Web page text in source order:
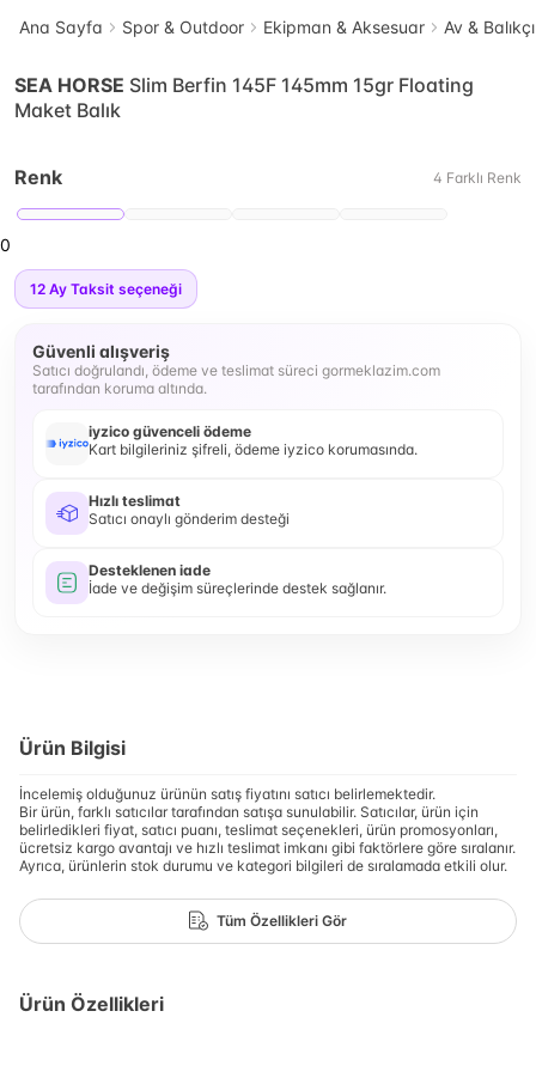
Ana Sayfa Spor & Outdoor Ekipman & Aksesuar Av &
SEA HORSE Slim Berfin 145F 145mm 15gr Floating
Maket Balık
Renk 4 Farklı Renk
0
12 Ay Taksit seçeneği
Güvenli alışveriş
Satıcı doğrulandı, ödeme ve teslimat süreci gormeklazim.com
tarafından koruma altında.
iyzico güvenceli ödeme
Kart bilgileriniz şifreli, ödeme iyzico korumasında.
Hızlı teslimat
Satıcı onaylı gönderim desteği
Desteklenen iade
İade ve değişim süreçlerinde destek sağlanır.
Ürün Bilgisi
İncelemiş olduğunuz ürünün satış fiyatını satıcı belirlemektedir.
Bir ürün, farklı satıcılar tarafından satışa sunulabilir. Satıcılar, ürün için
belirledikleri fiyat, satıcı puanı, teslimat seçenekleri, ürün promosyonları,
ücretsiz kargo avantajı ve hızlı teslimat imkanı gibi faktörlere göre sıralanır.
Ayrıca, ürünlerin stok durumu ve kategori bilgileri de sıralamada etkili olur.
Tüm Özellikleri Gör
Ürün Özellikleri